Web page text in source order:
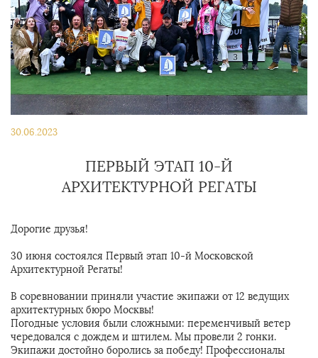
30.06.2023
ПЕРВЫЙ ЭТАП 10-Й
АРХИТЕКТУРНОЙ РЕГАТЫ
Дорогие друзья!
30 июня состоялся Первый этап 10-й Московской
Архитектурной Регаты!
В соревновании приняли участие экипажи от 12 ведущих
архитектурных бюро Москвы!
Погодные условия были сложными: переменчивый ветер
чередовался с дождем и штилем. Мы провели 2 гонки.
Экипажи достойно боролись за победу! Профессионалы